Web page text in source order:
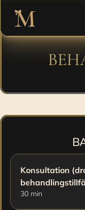
balans och ger
Konsultation
30 min